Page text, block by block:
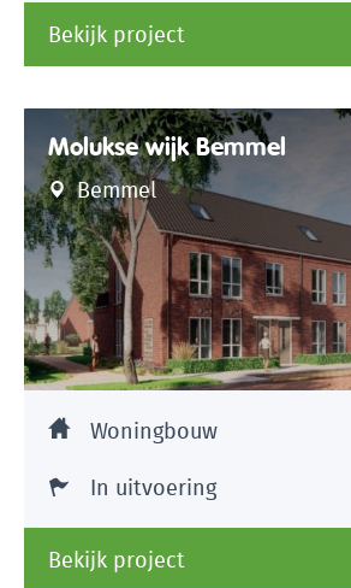
Bekijk project
Molukse wijk Bemmel
Bemmel
Woningbouw
In uitvoering
Bekijk project